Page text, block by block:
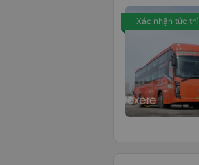
Xác nhận tức thì